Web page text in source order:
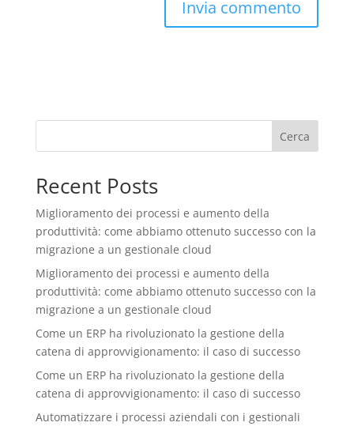
Cerca
Recent Posts
Miglioramento dei processi e aumento della
produttività: come abbiamo ottenuto successo con la
migrazione a un gestionale cloud
Miglioramento dei processi e aumento della
produttività: come abbiamo ottenuto successo con la
migrazione a un gestionale cloud
Come un ERP ha rivoluzionato la gestione della
catena di approvvigionamento: il caso di successo
Come un ERP ha rivoluzionato la gestione della
catena di approvvigionamento: il caso di successo
Automatizzare i processi aziendali con i gestionali